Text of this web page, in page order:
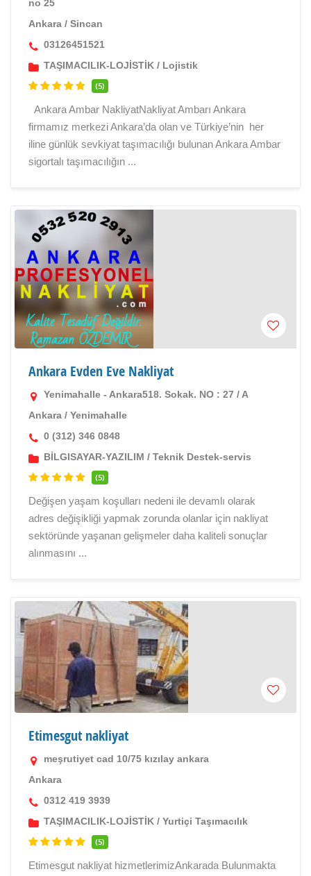
no 25
Ankara / Sincan
03126451521
TAŞIMACILIK-LOJİSTİK / Lojistik
(5)
Ankara Ambar NakliyatNakliyat Ambarı Ankara
firmamız merkezi Ankara’da olan ve Türkiye’nin her
iline günlük sevkiyat taşımacılığı bulunan Ankara Ambar
sigortalı taşımacılığın ...
Ankara Evden Eve Nakliyat
Yenimahalle - Ankara518. Sokak. NO : 27 / A
Ankara / Yenimahalle
0 (312) 346 0848
BİLGISAYAR-YAZILIM / Teknik Destek-servis
(5)
Değişen yaşam koşulları nedeni ile devamlı olarak
adres değişikliği yapmak zorunda olanlar için nakliyat
sektöründe yaşanan gelişmeler daha kaliteli sonuçlar
alınmasını ...
Etimesgut nakliyat
meşrutiyet cad 10/75 kızılay ankara
Ankara
0312 419 3939
TAŞIMACILIK-LOJİSTİK / Yurtiçi Taşımacılık
(5)
Etimesgut nakliyat hizmetlerimizAnkarada Bulunmakta